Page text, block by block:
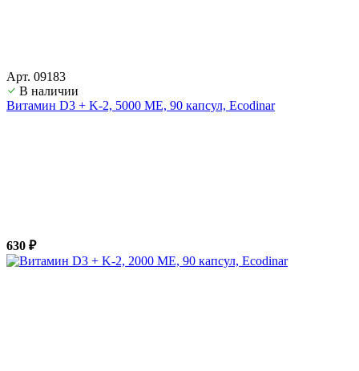
Арт. 09183
В наличии
Витамин D3 + K-2, 5000 ME, 90 капсул, Ecodinar
630 ₽